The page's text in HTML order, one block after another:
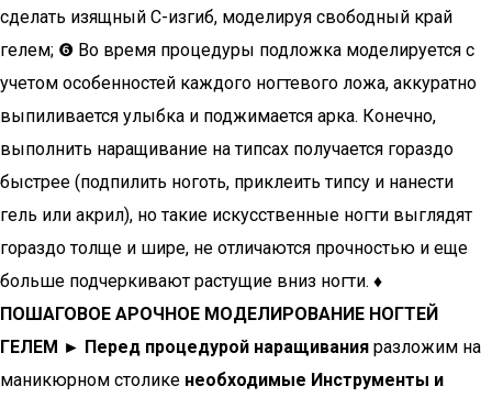
сделать изящный С-изгиб, моделируя свободный край
гелем; ❻ Во время процедуры подложка моделируется с
учетом особенностей каждого ногтевого ложа, аккуратно
выпиливается улыбка и поджимается арка. Конечно,
выполнить наращивание на типсах получается гораздо
быстрее (подпилить ноготь, приклеить типсу и нанести
гель или акрил), но такие искусственные ногти выглядят
гораздо толще и шире, не отличаются прочностью и еще
больше подчеркивают растущие вниз ногти. ♦
ПОШАГОВОЕ АРОЧНОЕ МОДЕЛИРОВАНИЕ НОГТЕЙ
ГЕЛЕМ ► Перед процедурой наращивания разложим на
маникюрном столике необходимые Инструменты и